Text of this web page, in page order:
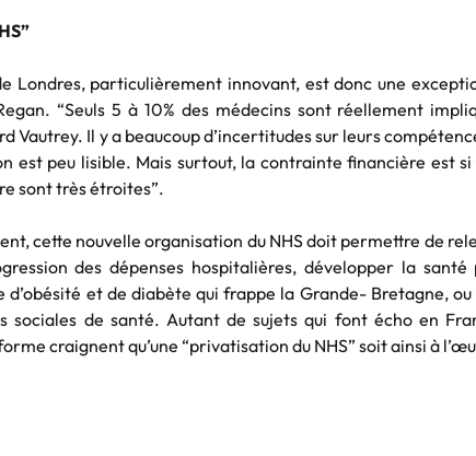
Londres, particulièrement innovant, est donc une
“Seuls 5 à 10% des médecins sont réellement
Vautrey. Il y a beaucoup d’incertitudes sur leurs
est peu lisible. Mais surtout, la contrainte financière est
sont très étroites”.
cette nouvelle organisation du NHS doit permettre de
des dépenses hospitalières, développer la santé
d’obésité et de diabète qui frappe la Grande- Bretagne,
sociales de santé. Autant de sujets qui font écho en
craignent qu’une “privatisation du NHS” soit ainsi à